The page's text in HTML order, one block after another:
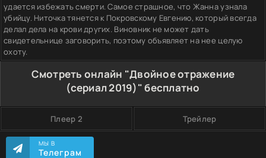
удается избежать смерти. Самое страшное, что Жанна узнала
убийцу. Ниточка тянется к Покровскому Евгению, который всегда
делал дела на крови других. Виновник не может дать
свидетельнице заговорить, поэтому объявляет на нее целую
охоту.
Смотреть онлайн "Двойное отражение
(сериал 2019)" бесплатно
Плеер 2 Трейлер
МЫ В
Телеграм